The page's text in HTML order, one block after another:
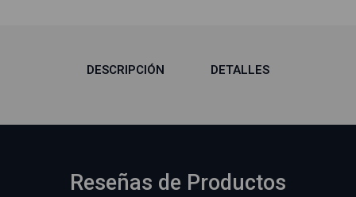
DESCRIPCIÓN DETALLES
Reseñas de Productos